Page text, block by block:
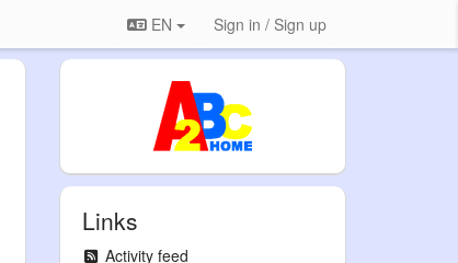
EN Sign in / Sign up
Links
Activity feed